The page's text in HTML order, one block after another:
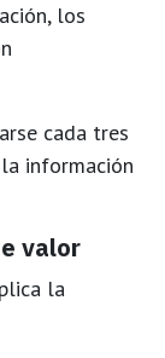
los
cada tres
información
valor
la